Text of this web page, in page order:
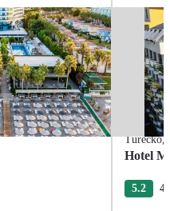
Turecko,
Hotel
5.2